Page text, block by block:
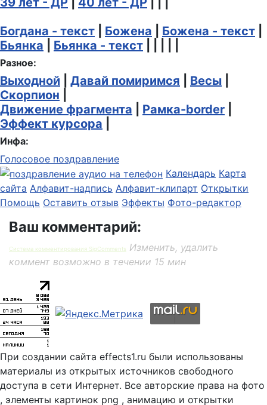
Богдана - текст
Божена Божена - текст
Бьянка
Бьянка - текст
Разное:
Выходной Давай помиримся Весы
Скорпион
Движение фрагмента
Рамка-border
Эффект курсора
Инфа:
Голосовое поздравление
Календарь Карта
сайта Алфавит-надпись Алфавит-клипарт Открытки
Помощь Оставить отзыв Эффекты Фото-редактор
Ваш комментарий:
Система комментирования SigComments
Изменить, удалить
коммент возможно в течении 15 мин
При создании сайта effects1.ru были использованы
материалы из открытых источников свободного
доступа в сети Интернет. Все авторские права на фото
, элементы картинок png , анимацию и открытки